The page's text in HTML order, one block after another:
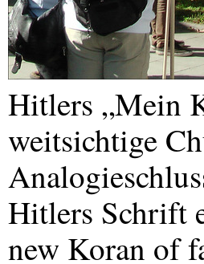
Hitlers „Mein
weitsichtige
Hitlers Schrift
new Koran of